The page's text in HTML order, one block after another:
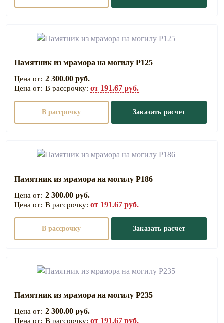
Памятник из мрамора на могилу Р125
2 300.00 руб.
В рассрочку: от 191.67 руб.
В рассрочку Заказать расчет
Памятник из мрамора на могилу Р186
2 300.00 руб.
В рассрочку: от 191.67 руб.
В рассрочку Заказать расчет
Памятник из мрамора на могилу Р235
2 300.00 руб.
В рассрочку: от 191.67 руб.